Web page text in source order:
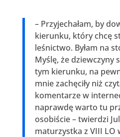
– Przyjechałam, by
kierunku, który chcę
leśnictwo. Byłam na
Myślę, że dziewczyny
tym kierunku, na
mnie zachęciły niż
komentarze w
naprawdę warto tu
osobiście – twierdzi
maturzystka z VIII LO